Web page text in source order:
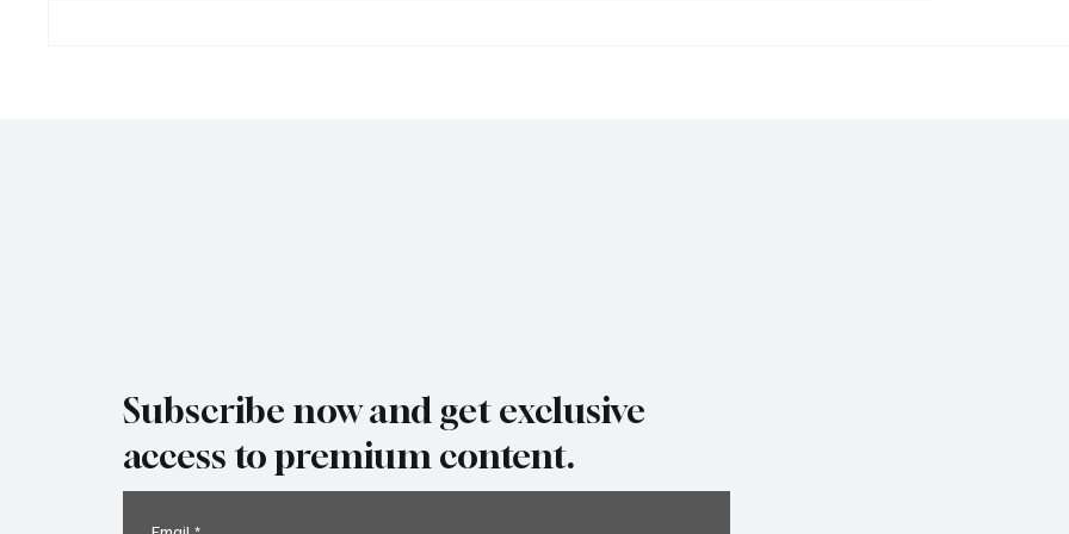
Subscribe now and get exclusive
access to premium content.